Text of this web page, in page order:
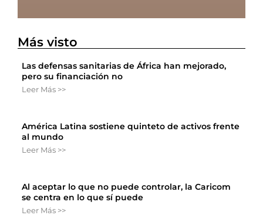
Más visto
Las defensas sanitarias de África han mejorado,
pero su financiación no
Leer Más >>
América Latina sostiene quinteto de activos frente
al mundo
Leer Más >>
Al aceptar lo que no puede controlar, la Caricom
se centra en lo que sí puede
Leer Más >>